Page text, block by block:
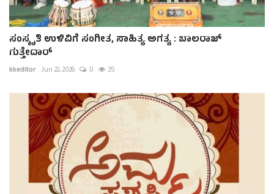
ಸಂಸ್ಕೃತಿ ಉಳಿವಿಗೆ ಸಂಗೀತ, ಸಾಹಿತ್ಯ ಅಗತ್ಯ : ಬಾಲರಾಜ್
ಗುತ್ತೇದಾರ್
kkeditor Jun 22, 2026 0 25